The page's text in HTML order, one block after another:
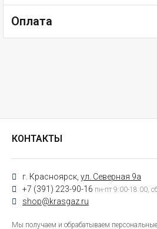
Оплата
КОНТАКТЫ
г. Красноярск, ул. Северная 9а
+7 (391) 223-90-16 пн-пт 9:00-18:00,
shop@krasgaz.ru
Мы получаем и обрабатываем персональные